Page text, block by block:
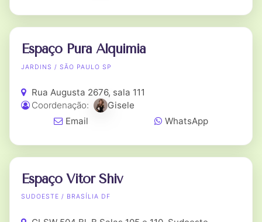
Espaço Pura Alquimia
JARDINS / SÃO PAULO SP
Rua Augusta 2676, sala 111
Coordenação:
Gisele
Email
WhatsApp
Espaço Vitor Shiv
SUDOESTE / BRASÍLIA DF